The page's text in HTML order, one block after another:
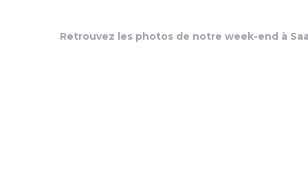
Retrouvez les photos de notre week-end à